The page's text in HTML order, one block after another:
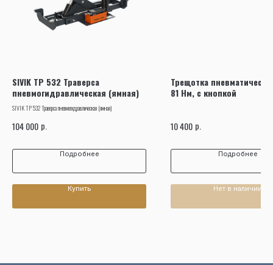
SIVIK ТР 532 Траверса
пневмогидравлическая (ямная)
SIVIK ТР 532 Траверса пневмогидравлическая (ямная)
104 000 р.
Подробнее
Купить
Трещотка
81 Нм, с кнопкой
10 400 р.
Подробнее
Нет в наличии